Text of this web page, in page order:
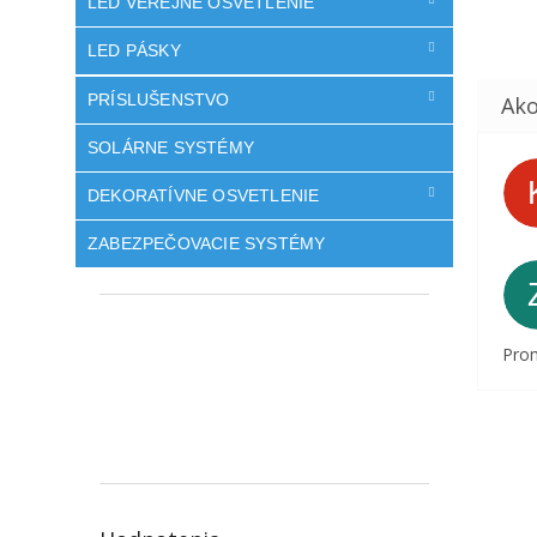
LED PÁSKY
PRÍSLUŠENSTVO
SOLÁRNE SYSTÉMY
DEKORATÍVNE OSVETLENIE
ZABEZPEČOVACIE SYSTÉMY